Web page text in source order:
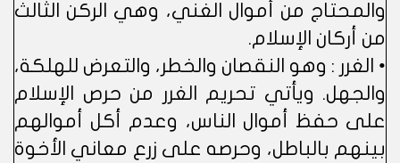
والمحتاج من أموال الغني، وهي الركن الثالث
من أركان الإسلام.
• الغرر : وهو النقصان والخطر، والتعرض للهلكة،
والجهل. ويأتي تحريم الغرر من حرص الإسلام
على حفظ أموال الناس، وعدم أكل أموالهم
بينهم بالباطل، وحرصه على زرع معاني الأخوة